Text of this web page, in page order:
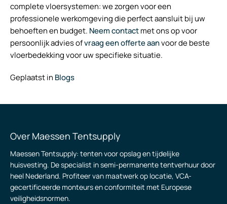
complete vloersystemen: we zorgen voor een
professionele werkomgeving die perfect aansluit bij uw
behoeften en budget. Neem contactmet ons op voor
persoonlijk advies ofvraag een offerte aanvoor de beste
vloerbedekking voor uw specifieke situatie.
Geplaatst in Blogs
Over Maessen Tentsupply
Maessen Tentsupply: tenten voor opslag en tijdelijke
huisvesting. De specialist in semi-permanente tentverhuur door
heel Nederland. Profiteer van maatwerk op locatie, VCA-
gecertificeerde monteurs en conformiteit met Europese
veiligheidsnormen.